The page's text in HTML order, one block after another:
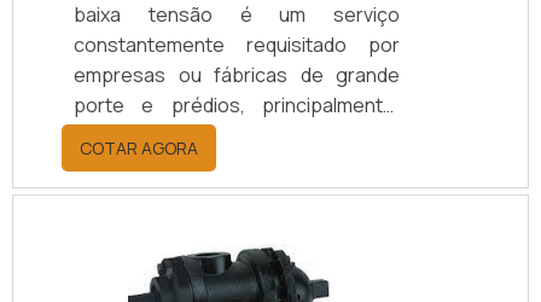
baixa tensão é um serviço
constantemente requisitado por
empresas ou fábricas de grande
porte e prédios, principalmente,
esse processo tem a finalidade de
realizar reparos nas instalações ou
até mesmo evitá-los. SAIBA MAIS
manutenção preventiva, deve
acontecer com certa frequência, o
COTAR AGORA